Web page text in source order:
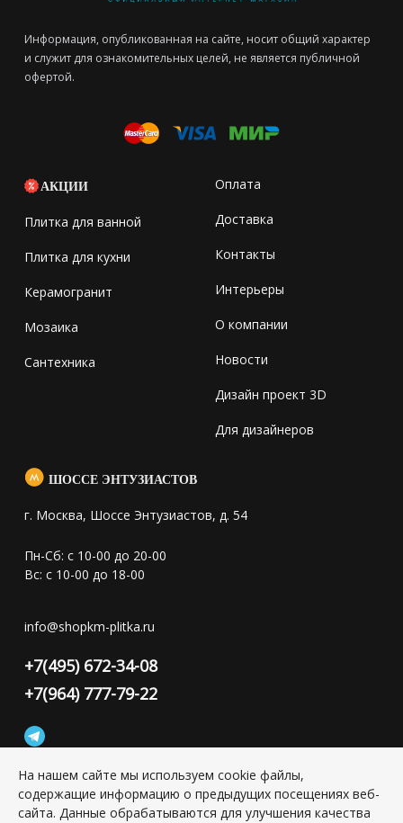
Информация, опубликованная на сайте, носит общий характер
и служит для ознакомительных целей, не является публичной
офертой.
АКЦИИ
Плитка для ванной
Плитка для кухни
Керамогранит
Мозаика
Сантехника
Оплата
Доставка
Контакты
Интерьеры
О компании
Новости
Дизайн проект 3D
Для дизайнеров
ШОССЕ ЭНТУЗИАСТОВ
г. Москва, Шоссе Энтузиастов, д. 54
Пн-Сб: с 10-00 до 20-00
Вс: с 10-00 до 18-00
info@shopkm-plitka.ru
+7(495) 672-34-08
+7(964) 777-79-22
Конфиденциальность персональной информации
На нашем сайте мы используем cookie файлы,
содержащие информацию о предыдущих посещениях веб-
сайта. Данные обрабатываются для улучшения качества